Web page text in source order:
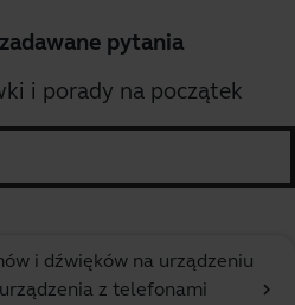
pytania
i porady na początek
i dźwięków na urządzeniu
z telefonami
chevron_right